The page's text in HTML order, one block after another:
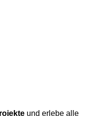
und erlebe alle